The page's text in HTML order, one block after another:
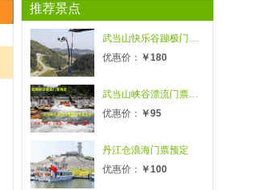
优惠价:¥180起 ￥20
推荐景点
武当山快乐谷蹦极门票预定
优惠价： ￥180
武当山峡谷漂流门票预定|武当山峡谷漂流旅游攻略
优惠价： ￥95
丹江仓浪海门票预定
优惠价： ￥100